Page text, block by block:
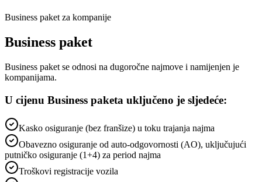
Business paket za kompanije
Business paket
Business paket se odnosi na dugoročne najmove i namijenjen je
kompanijama.
U cijenu Business paketa uključeno je sljedeće:
Kasko osiguranje (bez franšize) u toku trajanja najma
Obavezno osiguranje od auto-odgovornosti (AO), uključujući
putničko osiguranje (1+4) za period najma
Troškovi registracije vozila